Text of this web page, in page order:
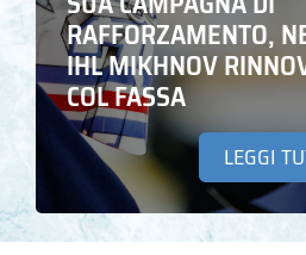
RAFFORZAMENTO,
IHL MIKHNOV
COL FASSA
LEGGI